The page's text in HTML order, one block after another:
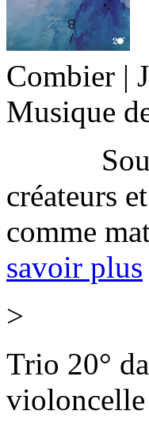
Combier |
Musique
Sous
créateurs
comme
savoir plus
>
Trio 20°